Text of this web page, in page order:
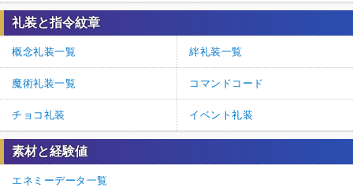
礼装と指令紋章
概念礼装一覧 絆礼装一覧
魔術礼装一覧 コマンドコード
チョコ礼装 イベント礼装
素材と経験値
エネミーデータ一覧